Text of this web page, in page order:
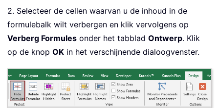
2. Selecteer de cellen waarvan u de inhoud in de
formulebalk wilt verbergen en klik vervolgens op
Verberg Formules onder het tabblad Ontwerp. Klik
op de knop OK in het verschijnende dialoogvenster.